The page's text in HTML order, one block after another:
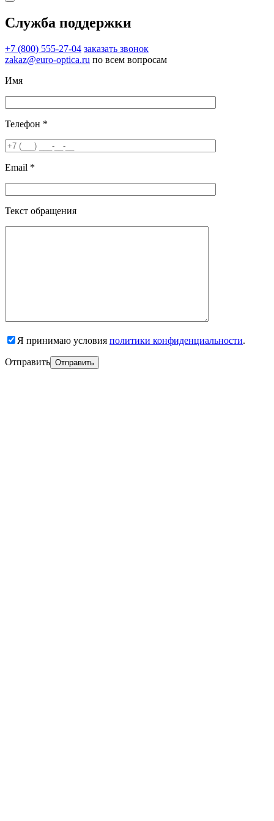
Служба поддержки
+7 (800) 555-27-04 заказать звонок
zakaz@euro-optica.ru по всем вопросам
Имя
Телефон *
Email *
Текст обращения
Я принимаю условия политики конфиденциальности.
Отправить